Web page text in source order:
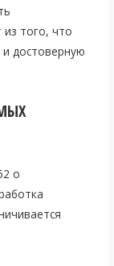
из того, что
и достоверную
о